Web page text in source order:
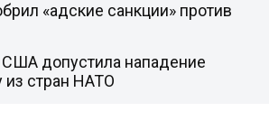
«адские санкции» против
США допустила нападение
из стран НАТО